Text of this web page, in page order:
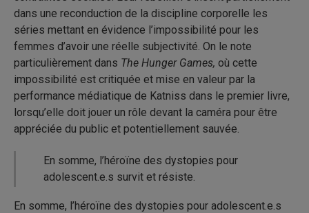
dans une reconduction de la discipline corporelle les
séries mettant en évidence l’impossibilité pour les
femmes d’avoir une réelle subjectivité. On le note
particulièrement dans The Hunger Games, où cette
impossibilité est critiquée et mise en valeur par la
performance médiatique de Katniss dans le premier livre,
lorsqu’elle doit jouer un rôle devant la caméra pour être
appréciée du public et potentiellement sauvée.
En somme, l’héroïne des dystopies pour
adolescent.e.s survit et résiste.
En somme, l’héroïne des dystopies pour adolescent.e.s